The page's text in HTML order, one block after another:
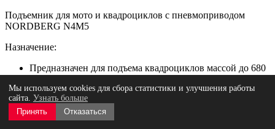
Подъемник для мото и квадроциклов с пневмоприводом
NORDBERG N4M5
Назначение:
Предназначен для подъема квадроциклов массой до 680
Запрещается использование во влажных помещениях
(автомойки)
Особенности:
Мы используем cookies для сбора статистики и улучшения работы
сайта. Узнать больше
Принять
Отказаться